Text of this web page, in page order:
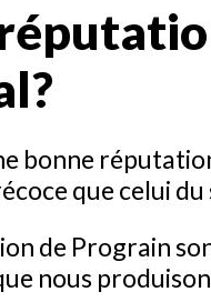
bonne
que celui
de Prograin
nous